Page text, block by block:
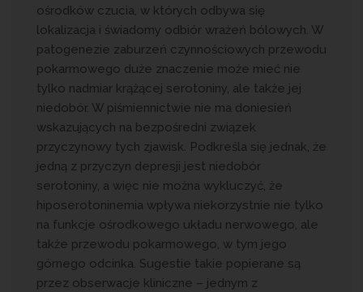
ośrodków czucia, w których odbywa się
lokalizacja i świadomy odbiór wrażeń bólowych. W
patogenezie zaburzeń czynnościowych przewodu
pokarmowego duże znaczenie może mieć nie
tylko nadmiar krążącej serotoniny, ale także jej
niedobór. W piśmiennictwie nie ma doniesień
wskazujących na bezpośredni związek
przyczynowy tych zjawisk. Pod­kreś­la się jednak, że
jedną z przyczyn depresji jest niedobór
serotoniny, a więc nie można wykluczyć, że
hiposerotoninemia wpływa niekorzystnie nie tylko
na funkcje ośrodkowego układu nerwowego, ale
także przewodu pokarmowego, w tym jego
górnego odcinka. Sugestie takie popierane są
przez obserwacje kliniczne – jednym z